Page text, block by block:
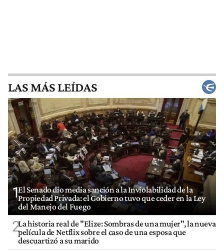
LAS MÁS LEÍDAS
1El Senado dio media sanción a la Inviolabilidad de la
Propiedad Privada: el Gobierno tuvo que ceder en la Ley
del Manejo del Fuego
2La historia real de "Elize: Sombras de una mujer", la nueva
película de Netflix sobre el caso de una esposa que
descuartizó a su marido